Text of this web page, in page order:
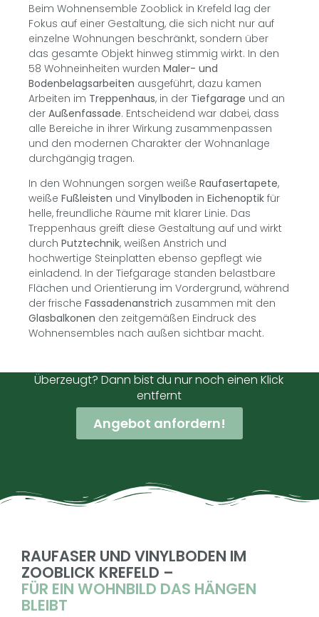
Beim Wohnensemble Zooblick in Krefeld lag der
Fokus auf einer Gestaltung, die sich nicht nur auf
einzelne Wohnungen beschränkt, sondern über
das gesamte Objekt hinweg stimmig wirkt. In den
58 Wohneinheiten wurden Maler- und
Bodenbelagsarbeiten ausgeführt, dazu kamen
Arbeiten im Treppenhaus, in der Tiefgarage und an
der Außenfassade. Entscheidend war dabei, dass
alle Bereiche in ihrer Wirkung zusammenpassen
und den modernen Charakter der Wohnanlage
durchgängig tragen.
In den Wohnungen sorgen weiße Raufasertapete,
weiße Fußleisten und Vinylboden in Eichenoptik für
helle, freundliche Räume mit klarer Linie. Das
Treppenhaus greift diese Gestaltung auf und wirkt
durch Putztechnik, weißen Anstrich und
hochwertige Steinplatten ebenso gepflegt wie
einladend. In der Tiefgarage standen belastbare
Flächen und Orientierung im Vordergrund, während
der frische Fassadenanstrich zusammen mit den
Glasbalkonen den zeitgemäßen Eindruck des
Wohnensembles nach außen sichtbar macht.
Überzeugt? Dann bist du nur noch einen Klick
entfernt
Angebot anfordern!
RAUFASER UND VINYLBODEN IM
ZOOBLICK KREFELD –
FÜR EIN WOHNBILD DAS HÄNGEN
BLEIBT